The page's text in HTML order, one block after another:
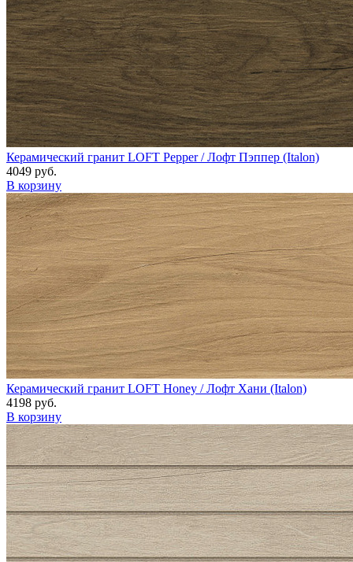
Керамический гранит LOFT Pepper / Лофт Пэппер (Italon)
4049 руб.
В корзину
Керамический гранит LOFT Honey / Лофт Хани (Italon)
4198 руб.
В корзину